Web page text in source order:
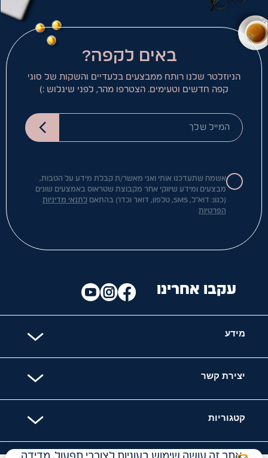
באים לקפה?
הניוזלטר שלנו רותח ממבצעים בלעדיים והשקות של סוגי
קפה חדשים וטעימים. הצטרפו מהר, לפני שיגלוש :)
המייל שלך
אשמח שתעדכנו אותי ואני מאשר/ת קבלת מידע על הטבות,
מבצעים ומידע שיווקי אחר מקבוצת שטראוס באמצעים שונים
(כגון: דוא"ל, SMS, טלפון, דואר וכדו') בהתאם
לתנאי מדיניות
הפרטיות
מידע
יצירת קשר
קטגוריות
עקבו אחרינו
אתר זה עושה שימוש בעוגיות לצורכי תפעול, מדידה,